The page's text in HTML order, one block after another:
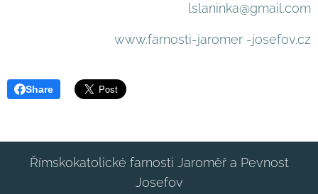
lslaninka@gmail.com
www.farnosti-jaromer -josefov.cz
Share
Římskokatolické farnosti Jaroměř a Pevnost
Josefov